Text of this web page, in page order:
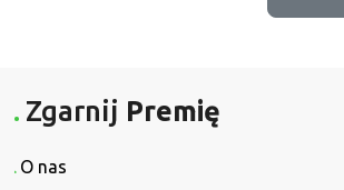
Zgarnij Premię
O nas